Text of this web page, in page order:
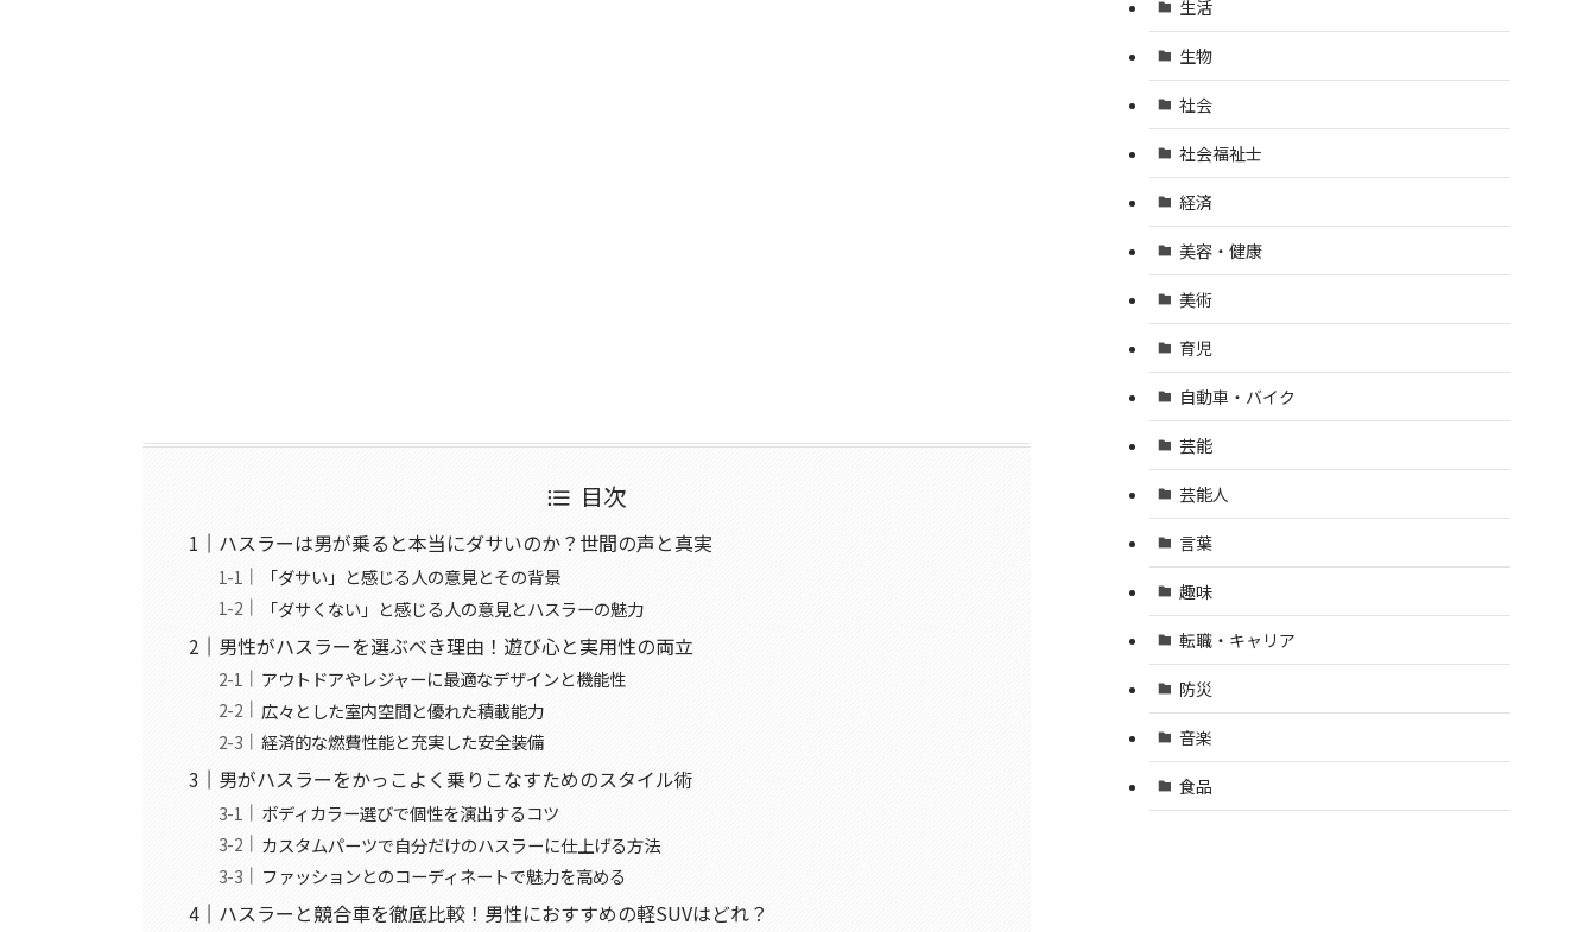
目次
ハスラーは男が乗ると本当にダサいのか？世間の声と真実
「ダサい」と感じる人の意見とその背景
「ダサくない」と感じる人の意見とハスラーの魅力
男性がハスラーを選ぶべき理由！遊び心と実用性の両立
アウトドアやレジャーに最適なデザインと機能性
広々とした室内空間と優れた積載能力
経済的な燃費性能と充実した安全装備
男がハスラーをかっこよく乗りこなすためのスタイル術
ボディカラー選びで個性を演出するコツ
カスタムパーツで自分だけのハスラーに仕上げる方法
ファッションとのコーディネートで魅力を高める
ハスラーと競合車を徹底比較！男性におすすめの軽SUVはどれ？
生活
生物
社会
社会福祉士
経済
美容・健康
美術
育児
自動車・バイク
芸能
芸能人
言葉
趣味
転職・キャリア
防災
音楽
食品